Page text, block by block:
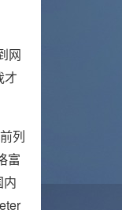
网
才
列
富
内